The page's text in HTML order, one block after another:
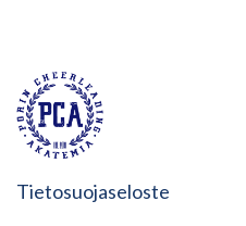
Tietosuojaseloste